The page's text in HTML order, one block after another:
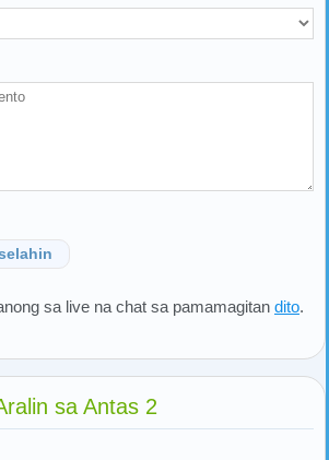
sa live na chat sa pamamagitan dito.
sa Antas 2